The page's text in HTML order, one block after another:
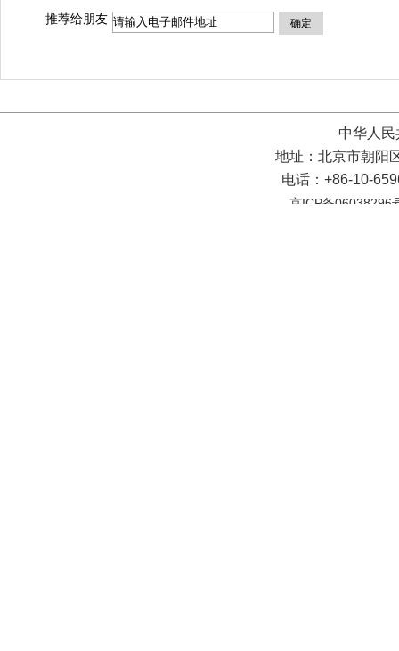
推荐给朋友 确定
中华人
地址：北京市朝阳
电话：+86-10-
京ICP备06038296